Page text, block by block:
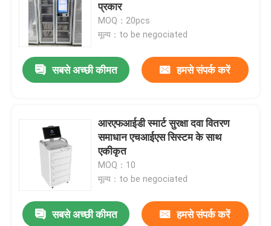
प्रकार
MOQ：20pcs
मूल्य：to be negociated
सबसे अच्छी कीमत हमसे संपर्क करें
आरएफआईडी स्मार्ट सुरक्षा दवा वितरण
समाधान एचआईएस सिस्टम के साथ
एकीकृत
MOQ：10
मूल्य：to be negociated
सबसे अच्छी कीमत हमसे संपर्क करें